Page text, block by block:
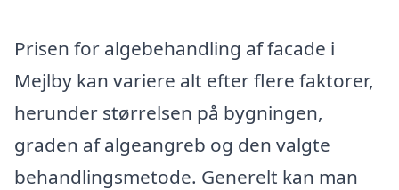
Prisen for algebehandling af facade i
Mejlby kan variere alt efter flere faktorer,
herunder størrelsen på bygningen,
graden af algeangreb og den valgte
behandlingsmetode. Generelt kan man